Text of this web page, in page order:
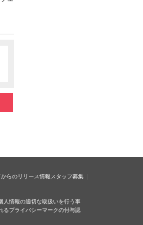
らのリリース情報スタッフ募集
人情報の適切な取扱いを行う事
るプライバシーマークの付与認